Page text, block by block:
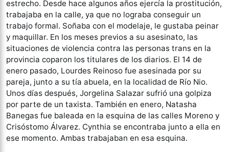
estrecho. Desde hace algunos años ejercía la prostitución,
trabajaba en la calle, ya que no lograba conseguir un
trabajo formal. Soñaba con el modelaje, le gustaba peinar
y maquillar. En los meses previos a su asesinato, las
situaciones de violencia contra las personas trans en la
provincia coparon los titulares de los diarios. El 14 de
enero pasado, Lourdes Reinoso fue asesinada por su
pareja, junto a su tía abuela, en la localidad de Río Nio.
Unos días después, Jorgelina Salazar sufrió una golpiza
por parte de un taxista. También en enero, Natasha
Banegas fue baleada en la esquina de las calles Moreno y
Crisóstomo Álvarez. Cynthia se encontraba junto a ella en
ese momento. Ambas trabajaban en esa esquina.